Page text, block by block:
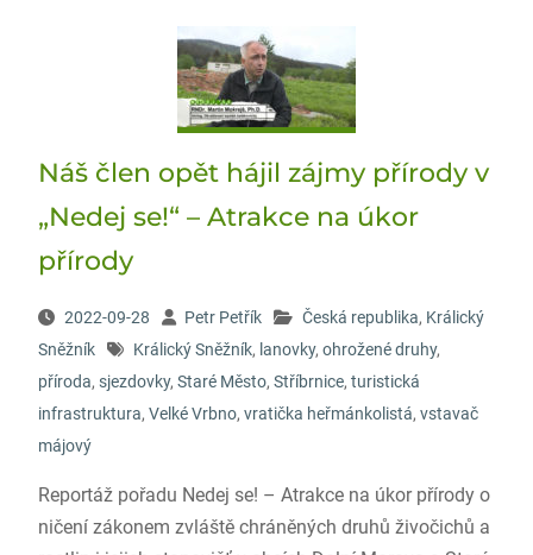
Náš člen opět hájil zájmy přírody v
„Nedej se!“ – Atrakce na úkor
přírody
2022-09-28 Petr Petřík Česká republika, Králický
Sněžník
Králický Sněžník, lanovky, ohrožené druhy,
příroda, sjezdovky, Staré Město, Stříbrnice, turistická
infrastruktura, Velké Vrbno, vratička heřmánkolistá, vstavač
májový
Reportáž pořadu Nedej se! – Atrakce na úkor přírody o
ničení zákonem zvláště chráněných druhů živočichů a